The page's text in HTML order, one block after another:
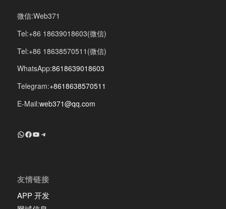
微信:Web371
Tel:+86 18639018603(微信)
Tel:+86 18638570511(微信)
WhatsApp:8618639018603
Telegram:+8618638570511
E-Mail:web371@qq.com
+8618639018603
Facebook
YouTube
Telegram
友情链接
APP 开发